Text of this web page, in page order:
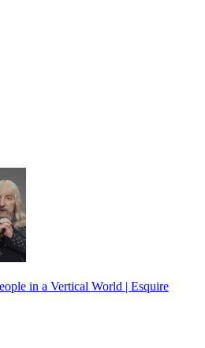
in a Vertical World | Esquire